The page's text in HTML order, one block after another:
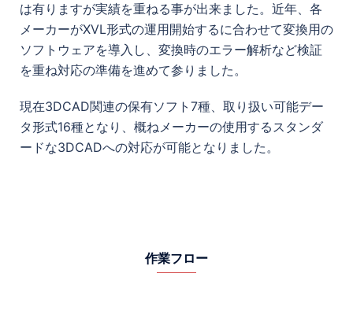
は有りますが実績を重ねる事が出来ました。近年、各
メーカーがXVL形式の運用開始するに合わせて変換用の
ソフトウェアを導入し、変換時のエラー解析など検証
を重ね対応の準備を進めて参りました。
現在3DCAD関連の保有ソフト7種、取り扱い可能デー
タ形式16種となり、概ねメーカーの使用するスタンダ
ードな3DCADへの対応が可能となりました。
作業フロー